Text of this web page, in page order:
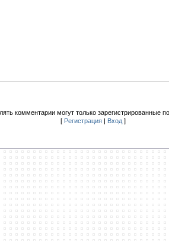
комментарии могут только зарегистрированные
[ Регистрация | Вход ]